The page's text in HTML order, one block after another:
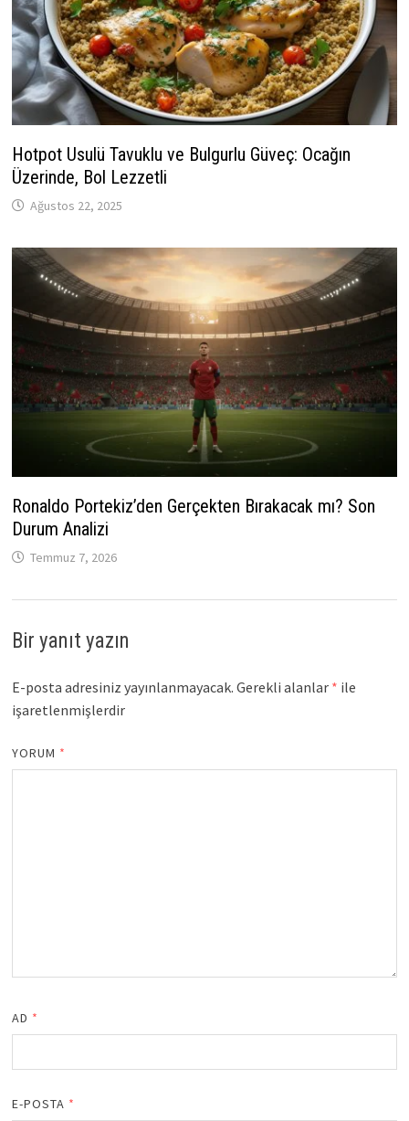
Hotpot Usulü Tavuklu ve Bulgurlu Güveç: Ocağın
Üzerinde, Bol Lezzetli
Ağustos 22, 2025
Ronaldo Portekiz’den Gerçekten Bırakacak mı? Son
Durum Analizi
Temmuz 7, 2026
Bir yanıt yazın
E-posta adresiniz yayınlanmayacak. Gerekli alanlar * ile
işaretlenmişlerdir
YORUM *
AD *
E-POSTA *